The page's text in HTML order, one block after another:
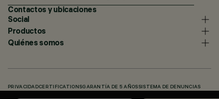
Contactos y ubicaciones
Social
Productos
Quiénes somos
PRIVACIDADCERTIFICATIONSGARANTÍA DE 5 AÑOS SISTEMA DE DENUNCIAS